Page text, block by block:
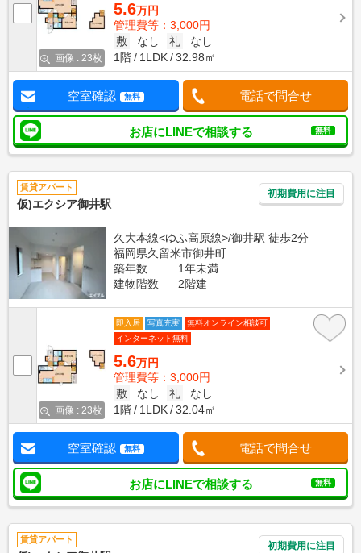
画像 : 23枚
5.6万円
管理費等：3,000円
敷
なし 礼
なし
1階
1LDK 32.98㎡
空室確認 無料 電話で問合せ
お店にLINEで相談する 無料
賃貸アパート
仮)エクシア御井駅
初期費用に注目
久大本線<ゆふ高原線>/御井駅 徒歩2分
福岡県久留米市御井町
築年数
1年未満
建物階数
2階建
画像 : 23枚
即入居 写真充実
無料オンライン相談可
インターネット無料
5.6万円
管理費等：3,000円
敷
なし 礼
なし
1階
1LDK 32.04㎡
空室確認 無料 電話で問合せ
お店にLINEで相談する 無料
賃貸アパート
初期費用に注目